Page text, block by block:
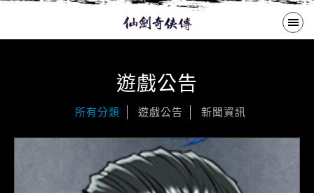
遊戲公告
歷代作品
大宇商城
遊戲公告
所有分類 遊戲公告 新聞資訊